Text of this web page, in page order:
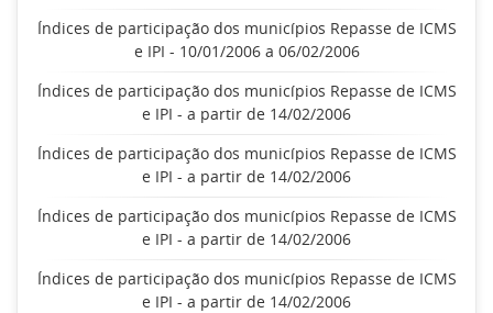
Índices de participação dos municípios Repasse de ICMS
e IPI - 10/01/2006 a 06/02/2006
Índices de participação dos municípios Repasse de ICMS
e IPI - a partir de 14/02/2006
Índices de participação dos municípios Repasse de ICMS
e IPI - a partir de 14/02/2006
Índices de participação dos municípios Repasse de ICMS
e IPI - a partir de 14/02/2006
Índices de participação dos municípios Repasse de ICMS
e IPI - a partir de 14/02/2006